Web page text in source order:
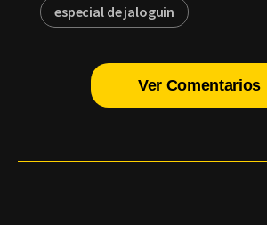
especial de jaloguin
Ver Comentarios